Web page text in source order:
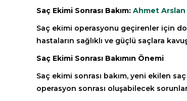
Saç Ekimi Sonrası Bakım: Ahmet Arslan
Saç ekimi operasyonu geçirenler için
hastaların sağlıklı ve güçlü saçlara
Saç Ekimi Sonrası Bakımın Önemi
Saç ekimi sonrası bakım, yeni ekilen
operasyon sonrası oluşabilecek